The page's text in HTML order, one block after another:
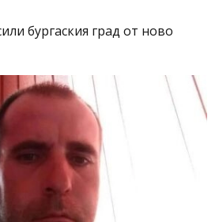
бургаския град от ново